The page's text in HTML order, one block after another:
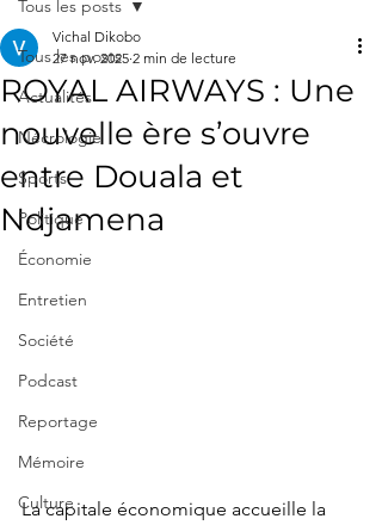
Tous les posts
Actualités
Nécrologie
Sports
Politique
Économie
Entretien
Société
Podcast
Reportage
Mémoire
Culture
Tous les posts
ROYAL AIRWAYS : Une
nouvelle ère s’ouvre
entre Douala et
Ndjamena
Vichal Dikobo
27 nov. 2025 2 min de lecture
La capitale économique accueille la